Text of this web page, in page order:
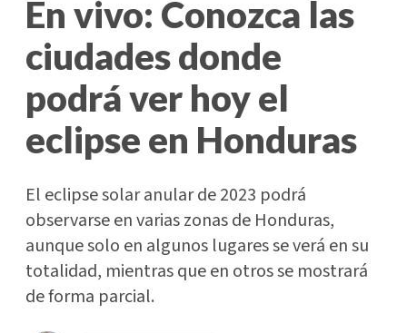
En vivo: Conozca las
ciudades donde
podrá ver hoy el
eclipse en Honduras
El eclipse solar anular de 2023 podrá
observarse en varias zonas de Honduras,
aunque solo en algunos lugares se verá en su
totalidad, mientras que en otros se mostrará
de forma parcial.